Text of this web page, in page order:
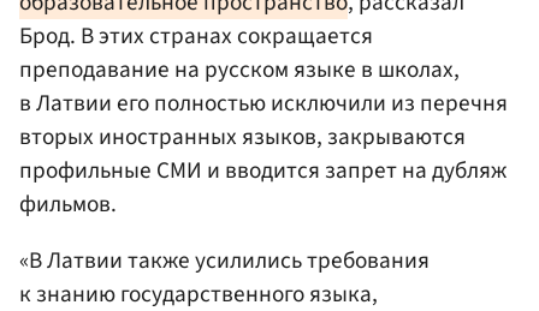
Брод. В этих странах сокращается
преподавание на русском языке в школах,
в Латвии его полностью исключили из перечня
вторых иностранных языков, закрываются
профильные СМИ и вводится запрет на дубляж
фильмов.
«В Латвии также усилились требования
к знанию государственного языка,